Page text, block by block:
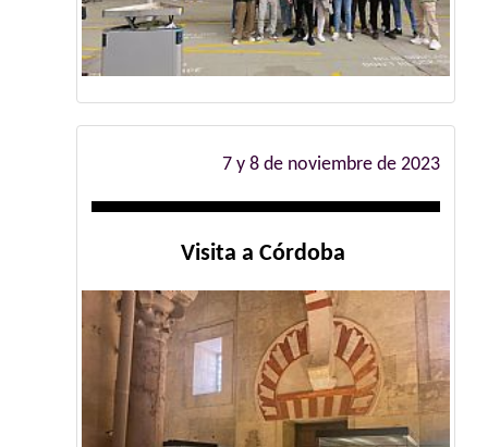
7 y 8 de noviembre de 2023
Visita a Córdoba